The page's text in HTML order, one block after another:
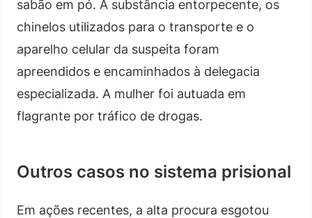
sabão em pó. A substância entorpecente, os
chinelos utilizados para o transporte e o
aparelho celular da suspeita foram
apreendidos e encaminhados à delegacia
especializada. A mulher foi autuada em
flagrante por tráfico de drogas.
Outros casos no sistema prisional
Em ações recentes, a alta procura esgotou